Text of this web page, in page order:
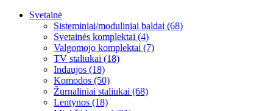
Svetainė
Sisteminiai/moduliniai baldai (68)
Svetainės komplektai (4)
Valgomojo komplektai (7)
TV staliukai (18)
Indaujos (18)
Komodos (50)
Žurnaliniai staliukai (68)
Lentynos (18)